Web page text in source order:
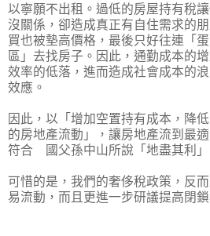
以寧願不出租。過低的房屋持有稅
沒關係，卻造成真正有自住需求的
買也被墊高價格，最後只好往連「
區」去找房子。因此，通勤成本的
效率的低落，進而造成社會成本的
效應。
因此，以「增加空置持有成本，降
的房地產流動」，讓房地產流到最
符合 國父孫中山所說「地盡其利」
可惜的是，我們的奢侈稅政策，反
易流動，而且更進一步研議提高閉鎖